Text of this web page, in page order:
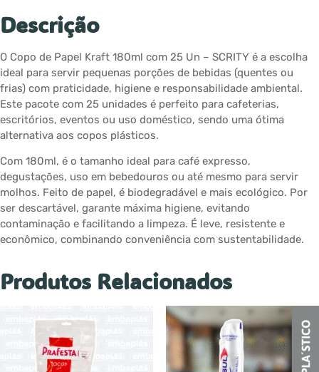
Descrição
O Copo de Papel Kraft 180ml com 25 Un – SCRITY é a escolha
ideal para servir pequenas porções de bebidas (quentes ou
frias) com praticidade, higiene e responsabilidade ambiental.
Este pacote com 25 unidades é perfeito para cafeterias,
escritórios, eventos ou uso doméstico, sendo uma ótima
alternativa aos copos plásticos.
Com 180ml, é o tamanho ideal para café expresso,
degustações, uso em bebedouros ou até mesmo para servir
molhos. Feito de papel, é biodegradável e mais ecológico. Por
ser descartável, garante máxima higiene, evitando
contaminação e facilitando a limpeza. É leve, resistente e
econômico, combinando conveniência com sustentabilidade.
Produtos Relacionados